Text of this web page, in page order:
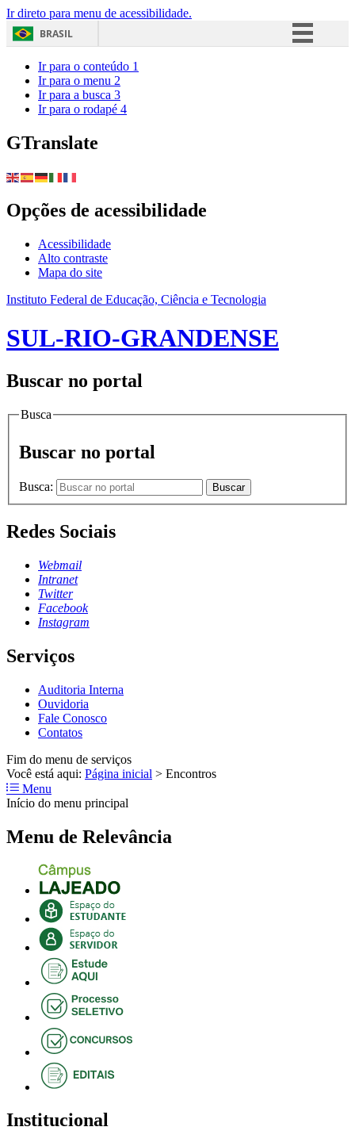
Ir direto para menu de acessibilidade.
BRASIL
Ir para o conteúdo 1
Ir para o menu 2
Ir para a busca 3
Ir para o rodapé 4
GTranslate
Opções de acessibilidade
Acessibilidade
Alto contraste
Mapa do site
Instituto Federal de Educação, Ciência e Tecnologia
SUL-RIO-GRANDENSE
Buscar no portal
Busca
Buscar no portal
Busca: Buscar
Redes Sociais
Webmail
Intranet
Twitter
Facebook
Instagram
Serviços
Auditoria Interna
Ouvidoria
Fale Conosco
Contatos
Fim do menu de serviços
Você está aqui: Página inicial > Encontros
Menu
Início do menu principal
Menu de Relevância
Institucional